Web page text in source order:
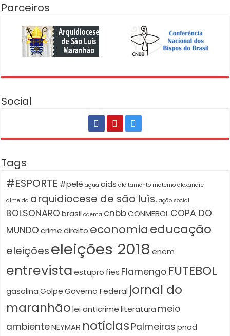
Parceiros
Social
Tags
#ESPORTE #pelé agua aids aleitamento materno alexandre
almeida arquidiocese de são luís. ação social
BOLSONARO brasil caema cnbbCONMEBOLCOPA DO
MUNDO crime direito economiaeducação
eleiçõeseleições 2018 enem
entrevista estupro fies Flamengo FUTEBOL
gasolina Golpe Governo Federal jornal do
maranhão lei anticrime literatura meio
ambienteNEYMAR notícias Palmeiras pnad